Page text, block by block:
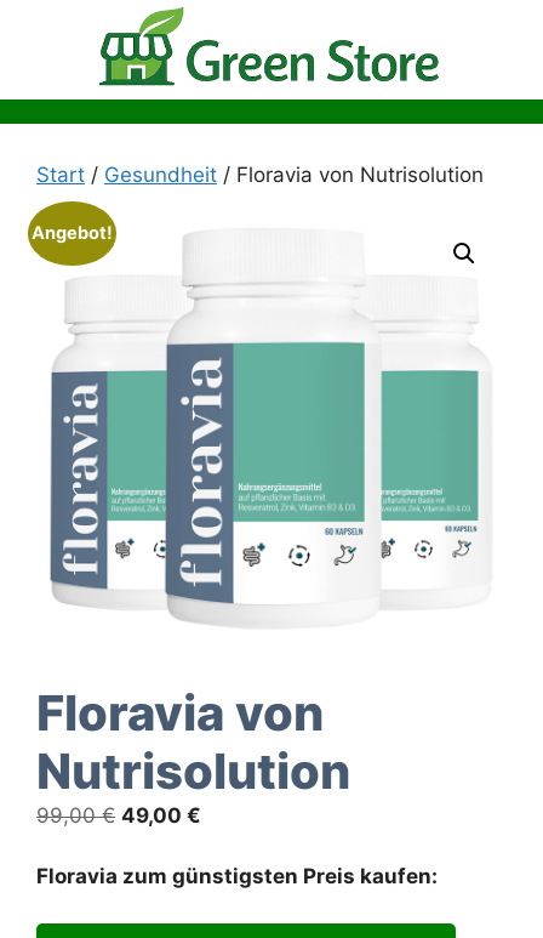
Start / Gesundheit / Floravia von Nutrisolution
Angebot!
Floravia von
Nutrisolution
99,00€ Ursprünglicher
war:
49,00 €
ist:
Floravia zum günstigsten Preis kaufen: